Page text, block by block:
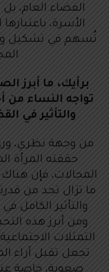
الفضاء العام، بل
الأسرة،
تُسهم في تشكيل
برأيك، ما أبرز
تواجه النساء
والتأثير في
من وجهة نظري،
حققته المرأة
المجالات، فإن
ما تزال تحد من
والتأثير الكامل
ومن أبرز هذه
التمثلات
تجعل تقبل آراء